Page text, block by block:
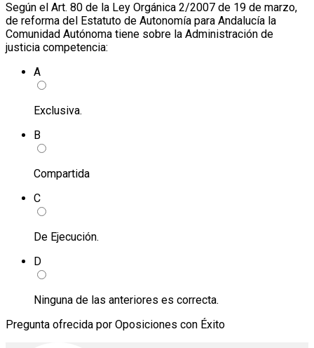
Según el Art. 80 de la Ley Orgánica 2/2007 de 19 de marzo,
de reforma del Estatuto de Autonomía para Andalucía la
Comunidad Autónoma tiene sobre la Administración de
justicia competencia:
A
Exclusiva.
B
Compartida
C
De Ejecución.
D
Ninguna de las anteriores es correcta.
Pregunta ofrecida por Oposiciones con Éxito